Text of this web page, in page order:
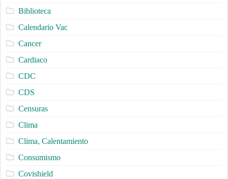
Biblioteca
Calendario Vac
Cancer
Cardiaco
CDC
CDS
Censuras
Clima
Clima, Calentamiento
Consumismo
Covishield